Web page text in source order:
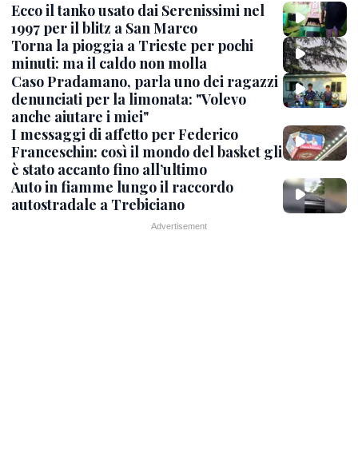
Ecco il tanko usato dai Serenissimi nel
1997 per il blitz a San Marco
Torna la pioggia a Trieste per pochi
minuti: ma il caldo non molla
Caso Pradamano, parla uno dei ragazzi
denunciati per la limonata: "Volevo
anche aiutare i miei"
I messaggi di affetto per Federico
Franceschin: così il mondo del basket gli
è stato accanto fino all’ultimo
Auto in fiamme lungo il raccordo
autostradale a Trebiciano